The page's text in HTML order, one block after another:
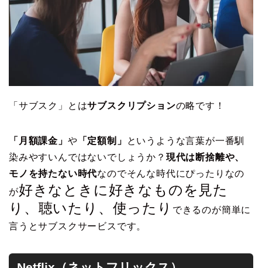
「サブスク」とはサブスクリプションの略です！
「月額課金」 や 「定額制」
というような言葉が一番馴
染みやすいんではないでしょうか？ 現代は断捨離や、
モノを持たない時代なのでそんな時代にぴったりなの
が好きなときに好きなものを見た
り、聴いたり、使ったり できるのが簡単に
言うとサブスクサービスです。